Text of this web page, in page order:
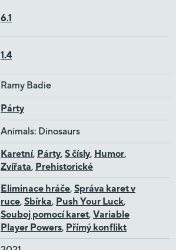
6.1
1.4
Ramy Badie
Párty
Animals: Dinosaurs
Karetní, Párty, S čísly, Humor,
Zvířata, Prehistorické
Eliminace hráče, Správa karet v
ruce, Sbírka, Push Your Luck,
Souboj pomocí karet, Variable
Player Powers, Přímý konflikt